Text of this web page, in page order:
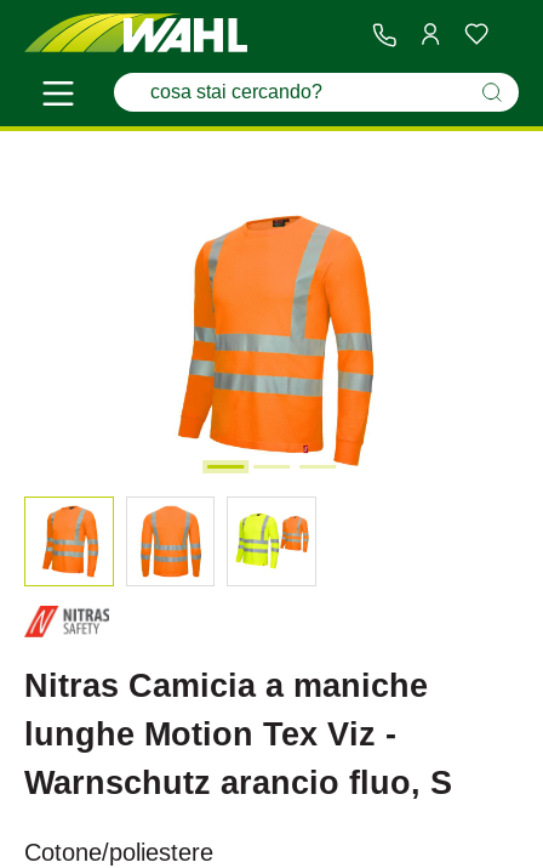
Nitras Camicia a maniche
lunghe Motion Tex Viz -
Warnschutz arancio fluo, S
Cotone/poliestere